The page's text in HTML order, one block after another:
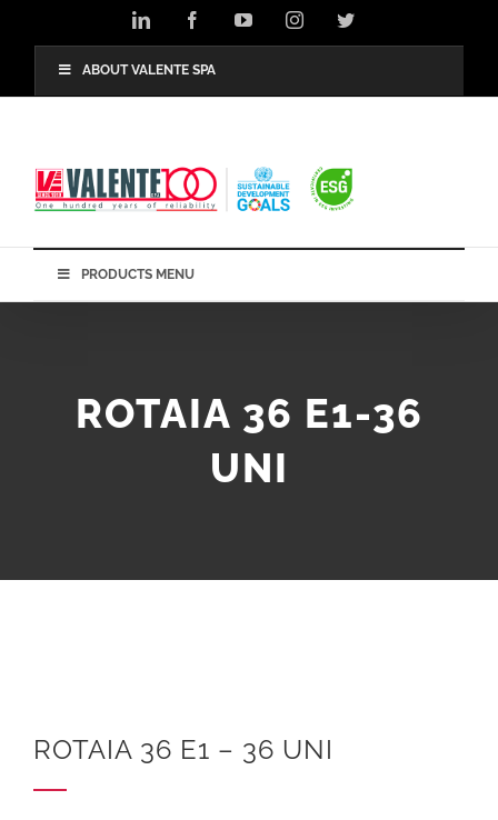
LinkedIn FacebookYouTubeInstagramTwitter
ABOUT VALENTE SPA
PRODUCTS MENU
ROTAIA 36 E1-36
UNI
ROTAIA 36 E1 – 36 UNI